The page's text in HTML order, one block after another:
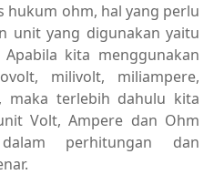
hukum ohm, hal yang perlu
unit yang digunakan yaitu
kita menggunakan
milivolt, miliampere,
maka terlebih dahulu kita
Volt, Ampere dan Ohm
perhitungan dan